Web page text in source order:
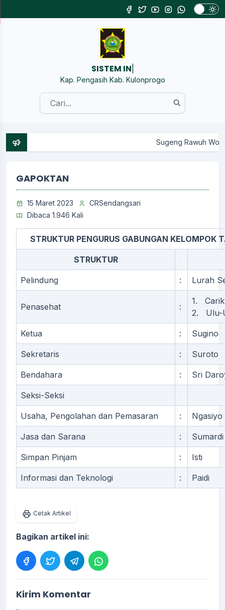
SISTEM INFORMASI KA
Kap. Pengasih Kab. Kulonprogo
Sugeng Rawuh Wonten Website
GAPOKTAN
15 Maret 2023
CRSendangsari
Dibaca 1.946 Kali
STRUKTUR PENGURUS GABUNGAN KELOMPOK
STRUKTUR
Pelindung : Lurah
Penasehat :
1. Carik
2. Ulu-
Ketua : Sugino
Sekretaris : Suroto
Bendahara : Sri
Seksi-Seksi
Usaha, Pengolahan dan Pemasaran : Ngasiyo
Jasa dan Sarana : Sumardi
Simpan Pinjam : Isti
Informasi dan Teknologi : Paidi
Cetak Artikel
Bagikan artikel ini:
Kirim Komentar